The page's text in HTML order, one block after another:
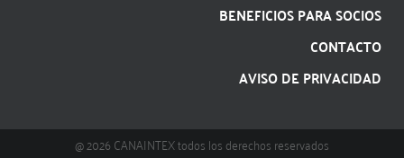
BENEFICIOS PARA SOCIOS
CONTACTO
AVISO DE PRIVACIDAD
@ 2026 CANAINTEX todos los derechos reservados